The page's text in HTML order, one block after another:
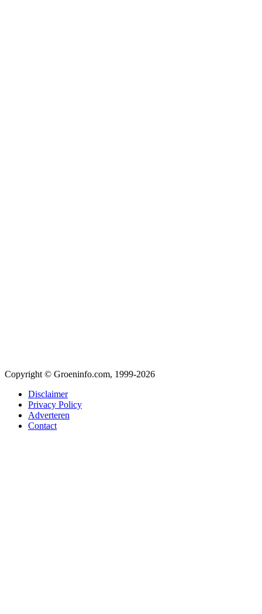
Copyright © Groeninfo.com, 1999-2026
Disclaimer
Privacy Policy
Adverteren
Contact